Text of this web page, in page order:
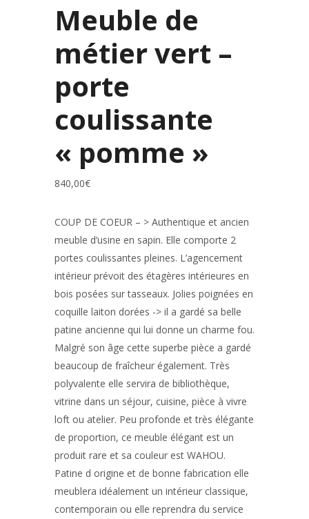
Meuble de
métier vert –
porte
coulissante
« pomme »
840,00€
COUP DE COEUR – > Authentique et ancien
meuble d’usine en sapin. Elle comporte 2
portes coulissantes pleines. L’agencement
intérieur prévoit des étagères intérieures en
bois posées sur tasseaux. Jolies poignées en
coquille laiton dorées -> il a gardé sa belle
patine ancienne qui lui donne un charme fou.
Malgré son âge cette superbe pièce a gardé
beaucoup de fraîcheur également. Très
polyvalente elle servira de bibliothèque,
vitrine dans un séjour, cuisine, pièce à vivre
loft ou atelier. Peu profonde et très élégante
de proportion, ce meuble élégant est un
produit rare et sa couleur est WAHOU.
Patine d origine et de bonne fabrication elle
meublera idéalement un intérieur classique,
contemporain ou elle reprendra du service